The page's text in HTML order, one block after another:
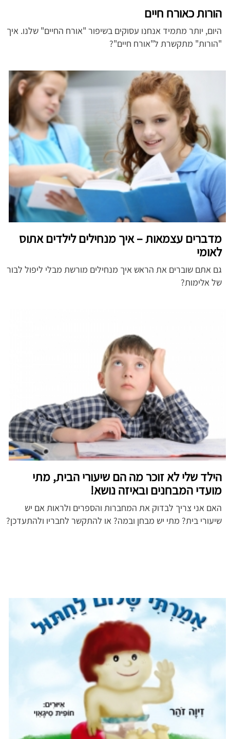
הורות כאורח חיים
היום, יותר מתמיד אנחנו עסוקים בשיפור "אורח החיים" שלנו. איך
"הורות" מתקשרת ל"אורח חיים"?
מדברים עצמאות – איך מנחילים לילדים אתוס
לאומי
גם אתם שוברים את הראש איך מנחילים מורשת מבלי ליפול לבור
של אלימות?
הילד שלי לא זוכר מה הם שיעורי הבית, מתי
מועדי המבחנים ובאיזה נושא!
האם אני צריך לבדוק את המחברות והספרים ולראות אם יש
שיעורי בית? מתי יש מבחן ובמה? או להתקשר לחבריו ולהתעדכן?